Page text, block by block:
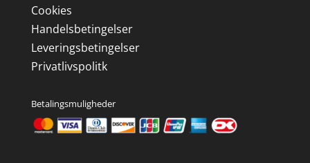
Cookies
Handelsbetingelser
Leveringsbetingelser
Privatlivspolitk
Betalingsmuligheder